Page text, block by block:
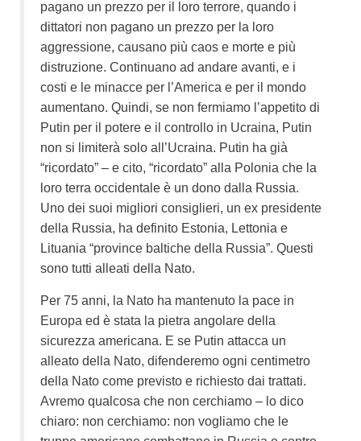
pagano un prezzo per il loro terrore, quando i
dittatori non pagano un prezzo per la loro
aggressione, causano più caos e morte e più
distruzione. Continuano ad andare avanti, e i
costi e le minacce per l’America e per il mondo
aumentano. Quindi, se non fermiamo l’appetito di
Putin per il potere e il controllo in Ucraina, Putin
non si limiterà solo all’Ucraina. Putin ha già
“ricordato” – e cito, “ricordato” alla Polonia che la
loro terra occidentale è un dono dalla Russia.
Uno dei suoi migliori consiglieri, un ex presidente
della Russia, ha definito Estonia, Lettonia e
Lituania “province baltiche della Russia”. Questi
sono tutti alleati della Nato.
Per 75 anni, la Nato ha mantenuto la pace in
Europa ed è stata la pietra angolare della
sicurezza americana. E se Putin attacca un
alleato della Nato, difenderemo ogni centimetro
della Nato come previsto e richiesto dai trattati.
Avremo qualcosa che non cerchiamo – lo dico
chiaro: non cerchiamo: non vogliamo che le